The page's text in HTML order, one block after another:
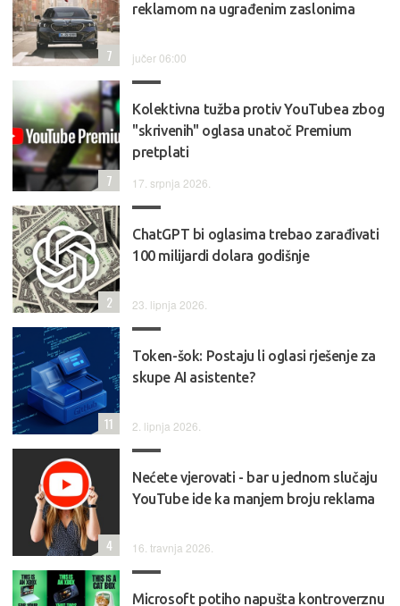
reklamom na ugrađenim zaslonima
jučer 06:00
7
Kolektivna tužba protiv YouTubea zbog
"skrivenih" oglasa unatoč Premium
pretplati
17. srpnja 2026.
7
ChatGPT bi oglasima trebao zarađivati
100 milijardi dolara godišnje
23. lipnja 2026.
2
Token-šok: Postaju li oglasi rješenje za
skupe AI asistente?
2. lipnja 2026.
11
Nećete vjerovati - bar u jednom slučaju
YouTube ide ka manjem broju reklama
16. travnja 2026.
4
Microsoft potiho napušta kontroverznu